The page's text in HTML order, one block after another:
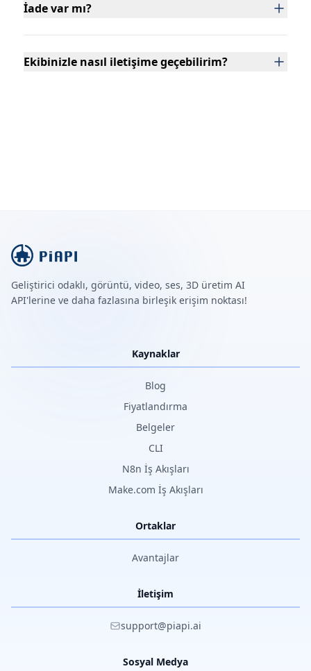
İade var mı?
Ekibinizle nasıl iletişime geçebilirim?
Geliştirici odaklı, görüntü, video, ses, 3D üretim AI
API'lerine ve daha fazlasına birleşik erişim noktası!
Kaynaklar
Blog
Fiyatlandırma
Belgeler
CLI
N8n İş Akışları
Make.com İş Akışları
Ortaklar
Avantajlar
İletişim
support@piapi.ai
Sosyal Medya